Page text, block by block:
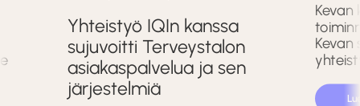
Yhteistyö IQIn kanssa
sujuvoitti Terveystalon
asiakaspalvelua ja sen
järjestelmiä